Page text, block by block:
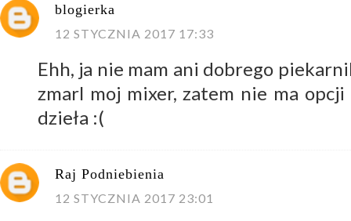
blogierka
12 STYCZNIA 2017 17:33
Ehh, ja nie mam ani dobrego
zmarl moj mixer, zatem nie ma
dzieła :(
Raj Podniebienia
12 STYCZNIA 2017 23:01